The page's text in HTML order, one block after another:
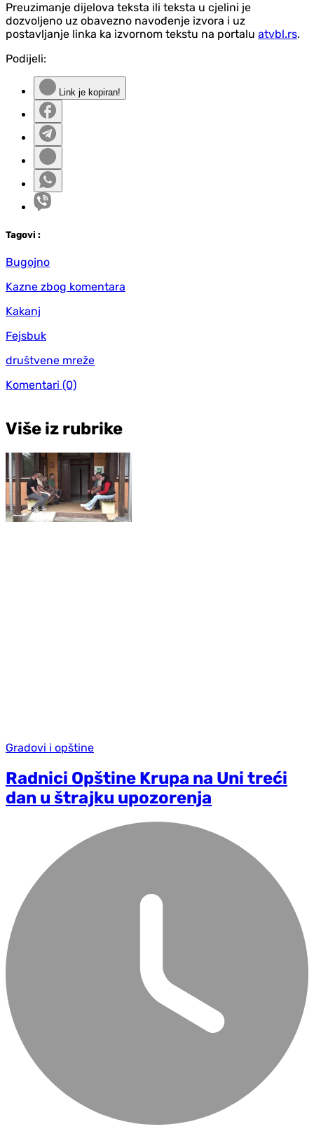
Preuzimanje dijelova teksta ili teksta u cjelini je
dozvoljeno uz obavezno navođenje izvora i uz
postavljanje linka ka izvornom tekstu na portalu atvbl.rs.
Podijeli:
Link je kopiran!
Tagovi :
Bugojno
Kazne zbog komentara
Kakanj
Fejsbuk
društvene mreže
Komentari (0)
Više iz rubrike
Gradovi i opštine
Radnici Opštine Krupa na Uni treći
dan u štrajku upozorenja